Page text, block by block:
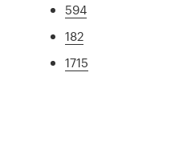
594
182
1715